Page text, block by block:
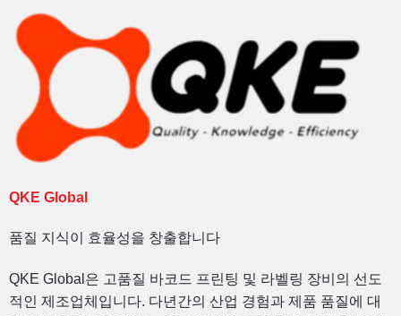
QKE Global
품질 지식이 효율성을 창출합니다
QKE Global은 고품질 바코드 프린팅 및 라벨링 장비의 선도
적인 제조업체입니다. 다년간의 산업 경험과 제품 품질에 대